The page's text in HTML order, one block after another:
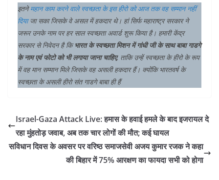
इतनेमहान काम करने वाले स्वच्छता के इस हीरो को आज तक वह सम्मान नहीं
दियाजा सका जिसके वे असल में हकदार थे। हां सिर्फ महाराष्ट्र सरकार ने
जरूर उनके नाम पर हर साल स्वच्छता अवार्ड शुरू किया है। हमारी केंद्र
सरकार से निवेदन है किभारत के स्वच्छता मिशन में गांधी जी के साथ बाबा गाडगे
के नाम एवं फोटो को भी लगाया जाना चाहिए, ताकि उन्हें स्वच्छता के हीरो के रूप
में वह मान सम्मान मिले जिसके वह असली हकदार हैं। क्योंकि भारतवर्ष के
स्वच्छता के असली हीरो संत गाडगे बाबा ही हैं
Israel-Gaza Attack Live: हमास के हवाई हमले के बाद इजरायल दे
रहा मुंहतोड़ जवाब, अब तक चार लोगों की मौत; कई घायल
सविधान दिवस के अवसर पर वरिष्ठ समाजसेवी अजय कुमार रजक ने कहा
की बिहार में 75% आरक्षण का फायदा सभी को होगा